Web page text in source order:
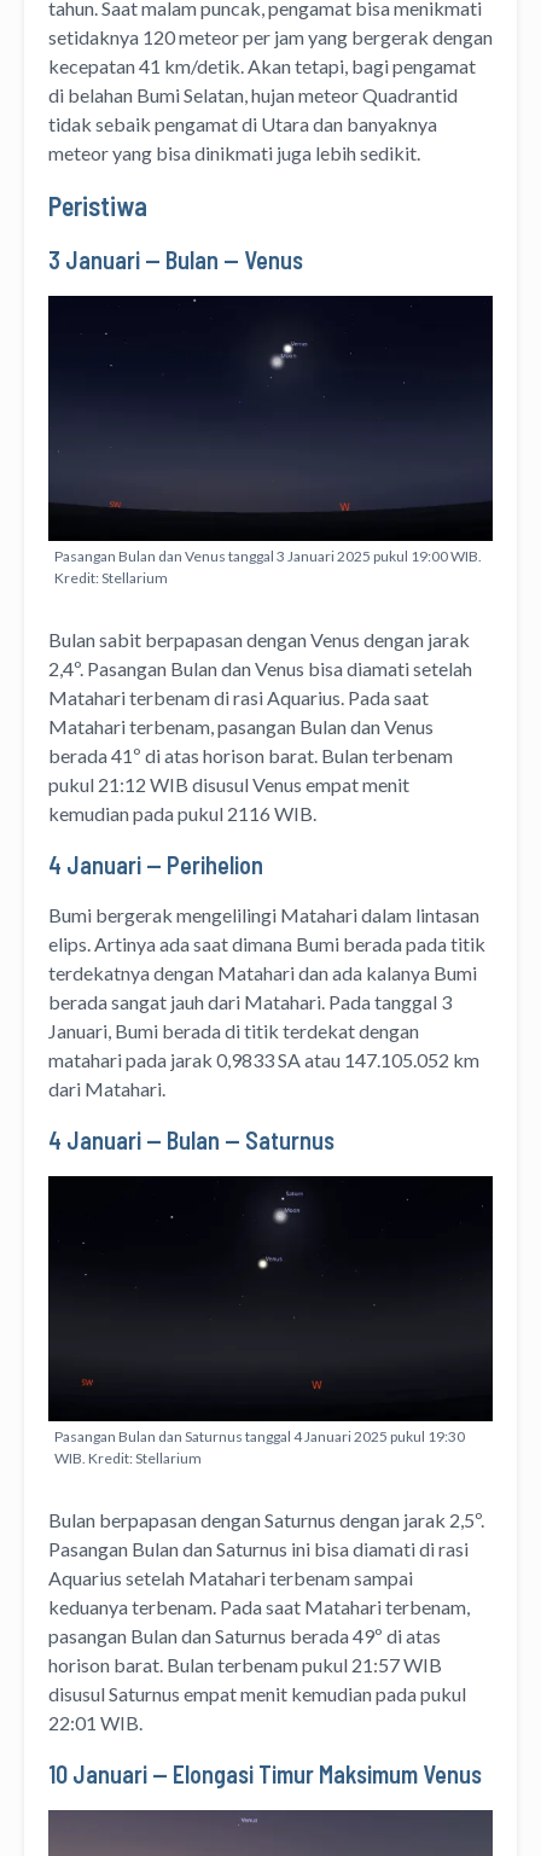
tahun. Saat malam puncak, pengamat bisa menikmati
setidaknya 120 meteor per jam yang bergerak dengan
kecepatan 41 km/detik. Akan tetapi, bagi pengamat
di belahan Bumi Selatan, hujan meteor Quadrantid
tidak sebaik pengamat di Utara dan banyaknya
meteor yang bisa dinikmati juga lebih sedikit.
Peristiwa
3 Januari — Bulan — Venus
Pasangan Bulan dan Venus tanggal 3 Januari 2025 pukul 19:00 WIB.
Kredit: Stellarium
Bulan sabit berpapasan dengan Venus dengan jarak
2,4º. Pasangan Bulan dan Venus bisa diamati setelah
Matahari terbenam di rasi Aquarius. Pada saat
Matahari terbenam, pasangan Bulan dan Venus
berada 41º di atas horison barat. Bulan terbenam
pukul 21:12 WIB disusul Venus empat menit
kemudian pada pukul 2116 WIB.
4 Januari — Perihelion
Bumi bergerak mengelilingi Matahari dalam lintasan
elips. Artinya ada saat dimana Bumi berada pada titik
terdekatnya dengan Matahari dan ada kalanya Bumi
berada sangat jauh dari Matahari. Pada tanggal 3
Januari, Bumi berada di titik terdekat dengan
matahari pada jarak 0,9833 SA atau 147.105.052 km
dari Matahari.
4 Januari — Bulan — Saturnus
Pasangan Bulan dan Saturnus tanggal 4 Januari 2025 pukul 19:30
WIB. Kredit: Stellarium
Bulan berpapasan dengan Saturnus dengan jarak 2,5º.
Pasangan Bulan dan Saturnus ini bisa diamati di rasi
Aquarius setelah Matahari terbenam sampai
keduanya terbenam. Pada saat Matahari terbenam,
pasangan Bulan dan Saturnus berada 49º di atas
horison barat. Bulan terbenam pukul 21:57 WIB
disusul Saturnus empat menit kemudian pada pukul
22:01 WIB.
10 Januari — Elongasi Timur Maksimum Venus